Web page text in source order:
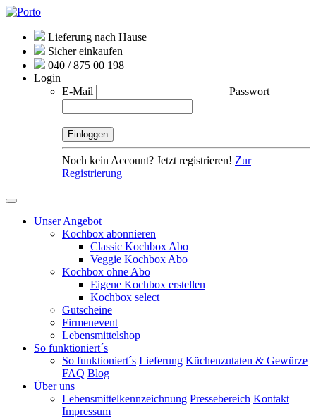
Lieferung nach Hause
Sicher einkaufen
040 / 875 00 198
Login
E-Mail
Passwort
Noch kein Account? Jetzt registrieren! Zur
Registrierung
Unser Angebot
Kochbox abonnieren
Classic Kochbox Abo
Veggie Kochbox Abo
Kochbox ohne Abo
Eigene Kochbox erstellen
Kochbox select
Gutscheine
Firmenevent
Lebensmittelshop
So funktioniert´s
So funktioniert´s Lieferung Küchenzutaten & Gewürze
FAQ Blog
Über uns
Lebensmittelkennzeichnung Pressebereich Kontakt
Impressum